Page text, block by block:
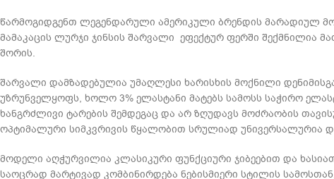
წარმოგიდგენთ ლეგენდარული ამერიკული ბრენდის მარადიულ
მამაკაცის ლურჯი ჯინსის შარვალი ეფექტურ ფერში შექმნილია
შორის.
შარვალი დამზადებულია უმაღლესი ხარისხის მოქნილი
უზრუნველყოფს, ხოლო 3% ელასტანი მატებს სამოსს საჭირო
ხანგრძლივი ტარების შემდეგაც და არ ზღუდავს მოძრაობის
ოპტიმალური სიმკვრივის წყალობით სრულიად უნივერსალურია
მოდელი აღჭურვილია კლასიკური ფუნქციური ჯიბეებით და
საოცრად მარტივად კომბინირდება ნებისმიერი სტილის